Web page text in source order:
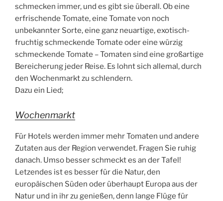
schmecken immer, und es gibt sie überall. Ob eine
erfrischende Tomate, eine Tomate von noch
unbekannter Sorte, eine ganz neuartige, exotisch-
fruchtig schmeckende Tomate oder eine würzig
schmeckende Tomate – Tomaten sind eine großartige
Bereicherung jeder Reise. Es lohnt sich allemal, durch
den Wochenmarkt zu schlendern.
Dazu ein Lied;
Wochenmarkt
Für Hotels werden immer mehr Tomaten und andere
Zutaten aus der Region verwendet. Fragen Sie ruhig
danach. Umso besser schmeckt es an der Tafel!
Letzendes ist es besser für die Natur, den
europäischen Süden oder überhaupt Europa aus der
Natur und in ihr zu genießen, denn lange Flüge für